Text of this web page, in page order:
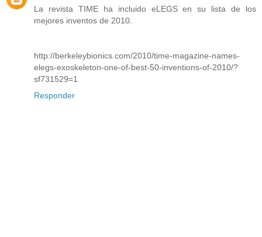
La revista TIME ha incluido eLEGS en su lista de los
mejores inventos de 2010.
http://berkeleybionics.com/2010/time-magazine-names-
elegs-exoskeleton-one-of-best-50-inventions-of-2010/?
sf731529=1
Responder